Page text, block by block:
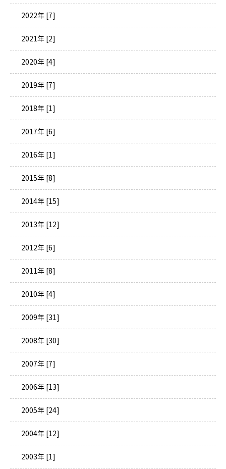
2022年 [7]
2021年 [2]
2020年 [4]
2019年 [7]
2018年 [1]
2017年 [6]
2016年 [1]
2015年 [8]
2014年 [15]
2013年 [12]
2012年 [6]
2011年 [8]
2010年 [4]
2009年 [31]
2008年 [30]
2007年 [7]
2006年 [13]
2005年 [24]
2004年 [12]
2003年 [1]